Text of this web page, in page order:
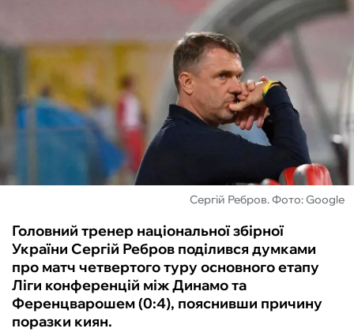
ФУТЗАЛ
ІНШІ
Сергій Ребров. Фото: Google
Головний тренер національної збірної
України Сергій Ребров поділився думками
про матч четвертого туру основного етапу
Ліги конференцій між Динамо та
Ференцварошем (0:4), пояснивши причину
поразки киян.